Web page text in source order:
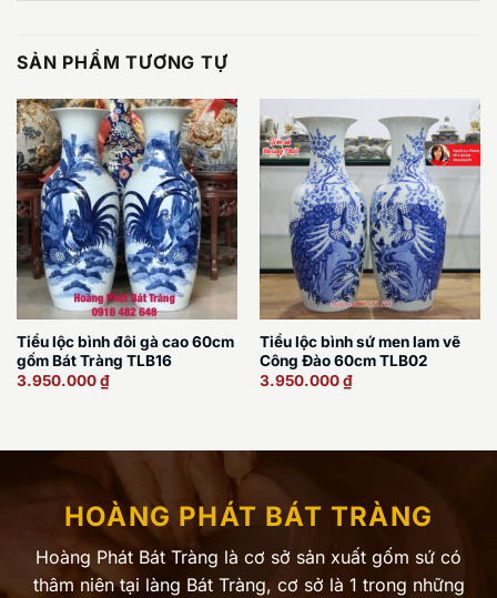
SẢN PHẨM TƯƠNG TỰ
Tiểu lộc bình đôi gà cao 60cm
gốm Bát Tràng TLB16
3.950.000₫
Tiểu lộc bình sứ men lam vẽ
Công Đào 60cm TLB02
3.950.000₫
HOÀNG PHÁT BÁT TRÀNG
Hoàng Phát Bát Tràng là cơ sở sản xuất gốm sứ có
thâm niên tại làng Bát Tràng, cơ sở là 1 trong những